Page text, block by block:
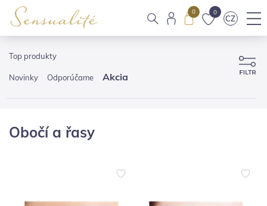
0 0
CZ
Top produkty
Novinky Odporúčame Akcia
Obočí a řasy